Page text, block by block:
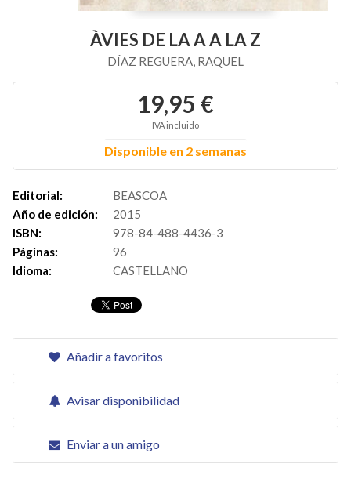
ÀVIES DE LA A A LA Z
DÍAZ REGUERA, RAQUEL
19,95 €
IVA incluido
Disponible en 2 semanas
Editorial:
BEASCOA
Año de edición:
2015
ISBN:
978-84-488-4436-3
Páginas:
96
Idioma:
CASTELLANO
Añadir a favoritos
Avisar disponibilidad
Enviar a un amigo